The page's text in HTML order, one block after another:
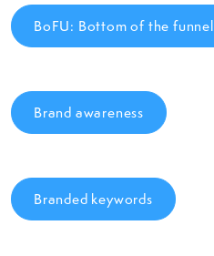
BoFU: Bottom of the funnel
Brand awareness
Branded keywords